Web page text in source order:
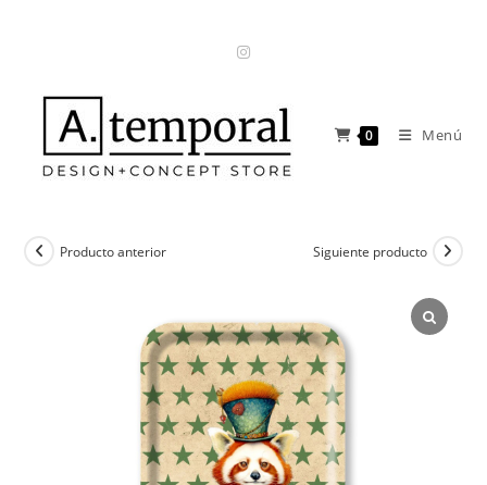
0 Menú
Producto anterior Siguiente producto